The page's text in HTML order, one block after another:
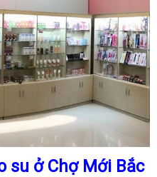
su ở Chợ Mới Bắc